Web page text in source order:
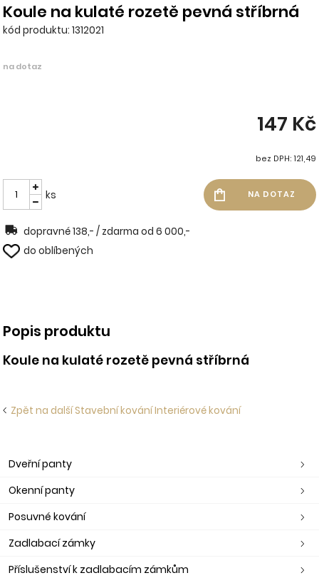
Koule na kulaté rozetě pevná stříbrná
kód produktu: 1312021
na dotaz
147 Kč
bez DPH: 121,49
ks
dopravné 138,- / zdarma od 6 000,-
do oblíbených
Popis produktu
Koule na kulaté rozetě pevná stříbrná
Zpět na další Stavební kování Interiérové kování
Dveřní panty
Okenní panty
Posuvné kování
Zadlabací zámky
Příslušenství k zadlabacím zámkům